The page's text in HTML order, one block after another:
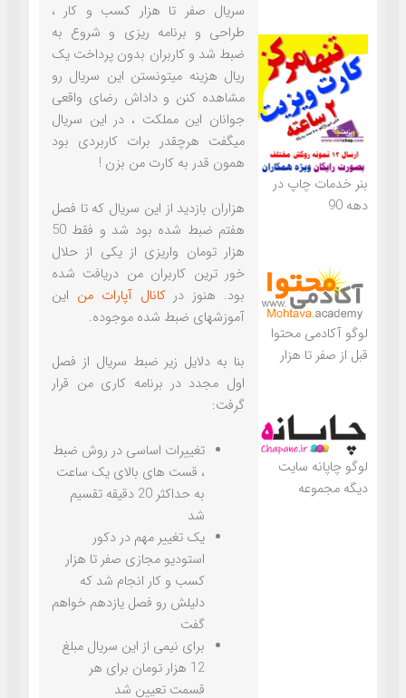
بنر خدمات چاپ در
دهه 90
لوگو آکادمی محتوا
قبل از صفر تا هزار
لوگو چاپانه سایت
دیگه مجموعه
سریال صفر تا هزار کسب و کار ،
طراحی و برنامه ریزی و شروع به
ضبط شد و کاربران بدون پرداخت یک
ریال هزینه میتونستن این سریال رو
مشاهده کنن و داداش رضای واقعی
جوانان این مملکت ، در این سریال
میگفت هرچقدر برات کاربردی بود
همون قدر به کارت من بزن !
هزاران بازدید از این سریال که تا فصل
هفتم ضبط شده بود شد و فقط 50
هزار تومان واریزی از یکی از حلال
خور ترین کاربران من دریافت شده
بود. هنوز درکانال آپارات من این
آموزشهای ضبط شده موجوده.
بنا به دلایل زیر ضبط سریال از فصل
اول مجدد در برنامه کاری من قرار
گرفت:
تغییرات اساسی در روش ضبط
، قست های بالای یک ساعت
به حداکثر 20 دقیقه تقسیم
شد
یک تغییر مهم در دکور
استودیو مجازی صفر تا هزار
کسب و کار انجام شد که
دلیلش رو فصل یازدهم خواهم
گفت
برای نیمی از این سریال مبلغ
12 هزار تومان برای هر
قسمت تعیین شد